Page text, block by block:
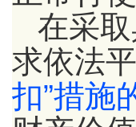
在采
求依法
扣”措施